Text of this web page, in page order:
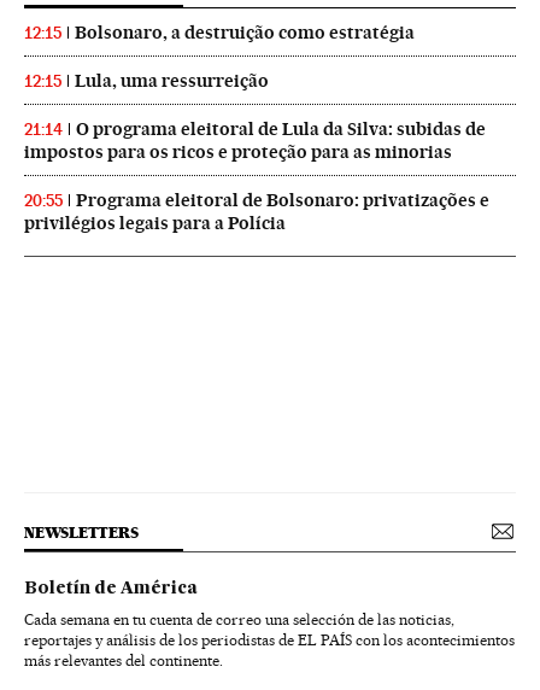
12:15 Bolsonaro, a destruição como estratégia
12:15 Lula, uma ressurreição
21:14
O programa eleitoral de Lula da Silva: subidas de
impostos para os ricos e proteção para as minorias
20:55
Programa eleitoral de Bolsonaro: privatizações e
privilégios legais para a Polícia
NEWSLETTERS
Boletín de América
Cada semana en tu cuenta de correo una selección de las noticias,
reportajes y análisis de los periodistas de EL PAÍS con los acontecimientos
más relevantes del continente.